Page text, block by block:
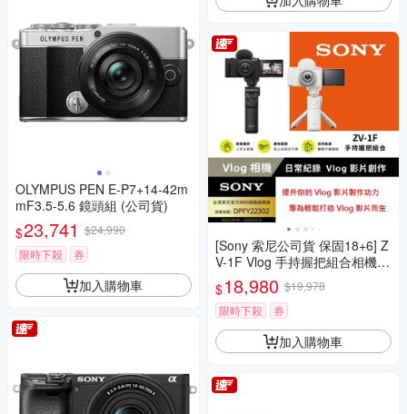
OLYMPUS PEN E-P7+14-42m
mF3.5-5.6 鏡頭組 (公司貨)
$23,741 $24,990
限時下殺
券
加入購物車
[Sony 索尼公司貨 保固18+6] Z
V-1F Vlog 手持握把組合相機
(網紅新手/生活隨拍)
$18,980 $19,978
限時下殺
券
加入購物車